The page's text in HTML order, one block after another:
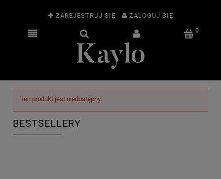
ZAREJESTRUJ SIĘ ZALOGUJ SIĘ
Ten produkt jest niedostępny.
BESTSELLERY